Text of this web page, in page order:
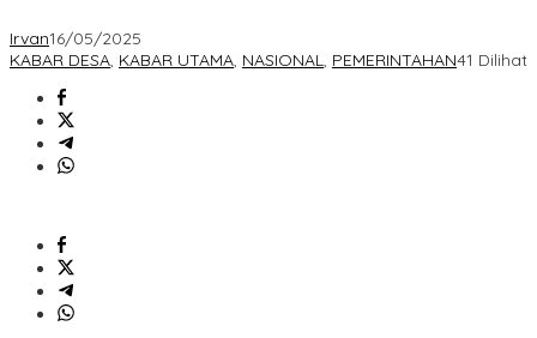
Irvan16/05/2025
KABAR DESA, KABAR UTAMA, NASIONAL, PEMERINTAHAN41 Dilihat